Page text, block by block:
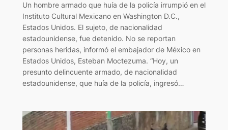
Un hombre armado que huía de la policía irrumpió en el
Instituto Cultural Mexicano en Washington D.C.,
Estados Unidos. El sujeto, de nacionalidad
estadounidense, fue detenido. No se reportan
personas heridas, informó el embajador de México en
Estados Unidos, Esteban Moctezuma. “Hoy, un
presunto delincuente armado, de nacionalidad
estadounidense, que huía de la policía, ingresó…